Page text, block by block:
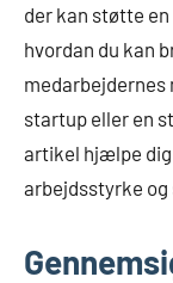
der kan støtte
hvordan du kan
medarbejdernes
startup eller en
artikel hjælpe
arbejdsstyrke